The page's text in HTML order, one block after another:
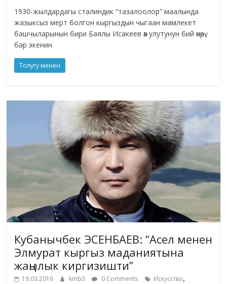
1930-жылдардагы сталиндик “тазалоолор” маалында
жазыксыз мерт болгон кыргыздын чыгаан мамлекет
башчыларынын бири Баялы Исакеев өз улутунун бий өнөрү
бар экенин
Толугу менен
Кубанычбек ЭСЕНБАЕВ: “Асел менен
Элмурат кыргыз маданиятына
жаңылык киргизишти”
19.03.2016 kmb3 0 Comments Искусство,